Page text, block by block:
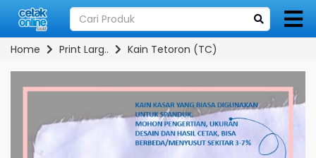
Home Print Larg.. Kain Tetoron (TC)